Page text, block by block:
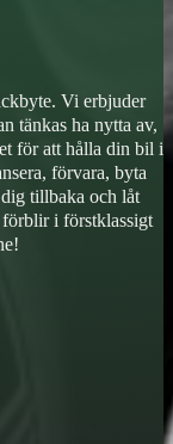
Vi erbjuder
tänkas ha nytta av,
för att hålla din bil i
förvara, byta
tillbaka och låt
i förstklassigt